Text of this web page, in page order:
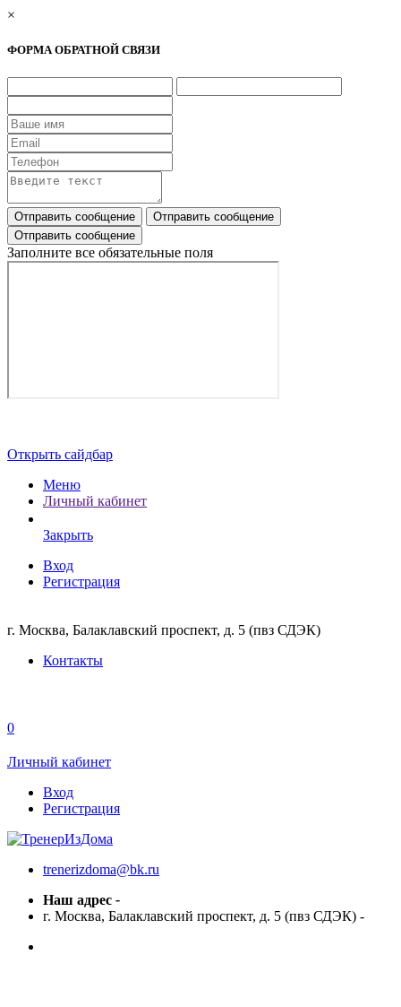
×
ФОРМА ОБРАТНОЙ СВЯЗИ
Заполните все обязательные поля
Открыть сайдбар
Меню
Личный кабинет
Закрыть
Вход
Регистрация
г. Москва, Балаклавский проспект, д. 5 (пвз СДЭК)
Контакты
0
Личный кабинет
Вход
Регистрация
trenerizdoma@bk.ru
Наш адрес -
г. Москва, Балаклавский проспект, д. 5 (пвз СДЭК) -